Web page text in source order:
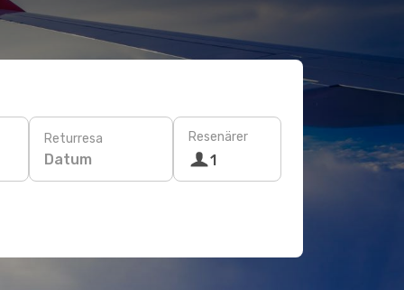
Returresa
Datum
Resenärer
1